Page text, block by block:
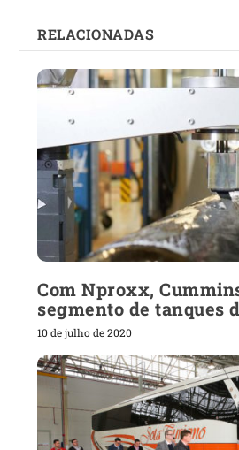
RELACIONADAS
Com Nproxx,
segmento de tanques
10 de julho de 2020